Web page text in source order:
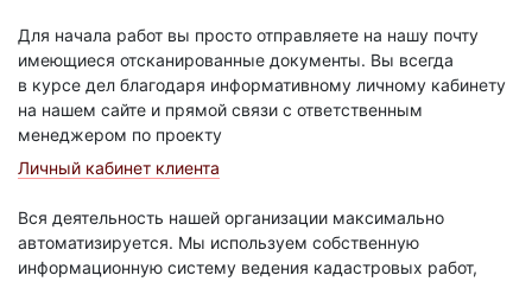
Для начала работ вы просто отправляете на нашу почту
имеющиеся отсканированные документы. Вы всегда
в курсе дел благодаря информативному личному кабинету
на нашем сайте и прямой связи с ответственным
менеджером по проекту
Личный кабинет клиента
Вся деятельность нашей организации максимально
автоматизируется. Мы используем собственную
информационную систему ведения кадастровых работ,